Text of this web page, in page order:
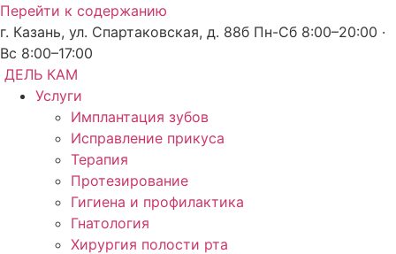
Перейти к содержанию
г. Казань, ул. Спартаковская, д. 88б Пн-Сб 8:00–20:00 ·
Вс 8:00–17:00
ДЕЛЬ КАМ
Услуги
Имплантация зубов
Исправление прикуса
Терапия
Протезирование
Гигиена и профилактика
Гнатология
Хирургия полости рта